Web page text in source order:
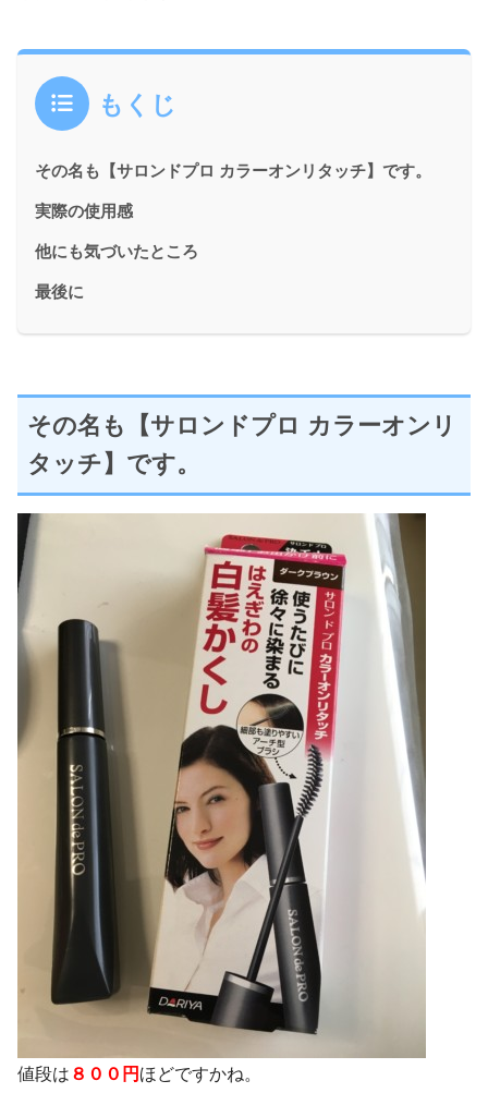
もくじ
その名も【サロンドプロ カラーオンリタッチ】です。
実際の使用感
他にも気づいたところ
最後に
その名も【サロンドプロ カラーオンリ
タッチ】です。
値段は ８００円 ほどですかね。